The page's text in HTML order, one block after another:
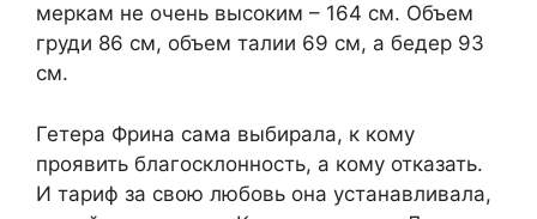
меркам не очень высоким – 164 см. Объем
груди 86 см, объем талии 69 см, а бедер 93
см.
Гетера Фрина сама выбирала, к кому
проявить благосклонность, а кому отказать.
И тариф за свою любовь она устанавливала,